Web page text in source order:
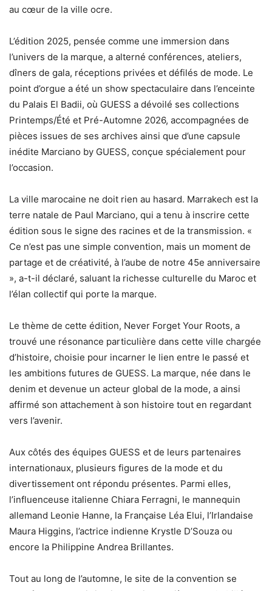
au cœur de la ville ocre.
L’édition 2025, pensée comme une immersion dans
l’univers de la marque, a alterné conférences, ateliers,
dîners de gala, réceptions privées et défilés de mode. Le
point d’orgue a été un show spectaculaire dans l’enceinte
du Palais El Badii, où GUESS a dévoilé ses collections
Printemps/Été et Pré-Automne 2026, accompagnées de
pièces issues de ses archives ainsi que d’une capsule
inédite Marciano by GUESS, conçue spécialement pour
l’occasion.
La ville marocaine ne doit rien au hasard. Marrakech est la
terre natale de Paul Marciano, qui a tenu à inscrire cette
édition sous le signe des racines et de la transmission. «
Ce n’est pas une simple convention, mais un moment de
partage et de créativité, à l’aube de notre 45e anniversaire
», a-t-il déclaré, saluant la richesse culturelle du Maroc et
l’élan collectif qui porte la marque.
Le thème de cette édition, Never Forget Your Roots, a
trouvé une résonance particulière dans cette ville chargée
d’histoire, choisie pour incarner le lien entre le passé et
les ambitions futures de GUESS. La marque, née dans le
denim et devenue un acteur global de la mode, a ainsi
affirmé son attachement à son histoire tout en regardant
vers l’avenir.
Aux côtés des équipes GUESS et de leurs partenaires
internationaux, plusieurs figures de la mode et du
divertissement ont répondu présentes. Parmi elles,
l’influenceuse italienne Chiara Ferragni, le mannequin
allemand Leonie Hanne, la Française Léa Elui, l’Irlandaise
Maura Higgins, l’actrice indienne Krystle D’Souza ou
encore la Philippine Andrea Brillantes.
Tout au long de l’automne, le site de la convention se